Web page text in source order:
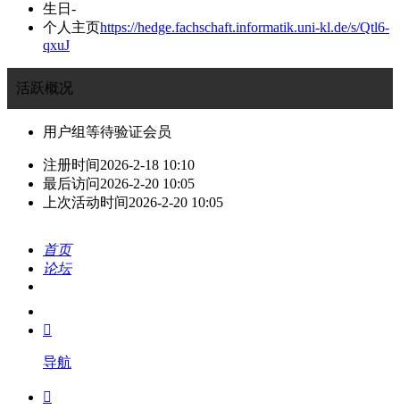
生日 -
个人主页https://hedge.fachschaft.informatik.uni-kl.de/s/Qtl6-
qxuJ
活跃概况
用户组等待验证会员
注册时间2026-2-18 10:10
最后访问2026-2-20 10:05
上次活动时间2026-2-20 10:05
首页
论坛
我的

导航
